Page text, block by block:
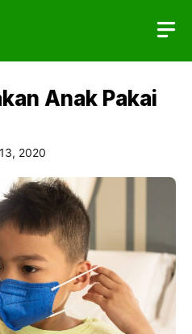
Anak Pakai
2020